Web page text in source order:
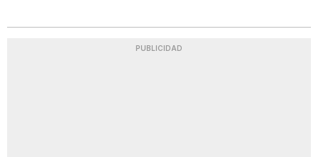
PUBLICIDAD